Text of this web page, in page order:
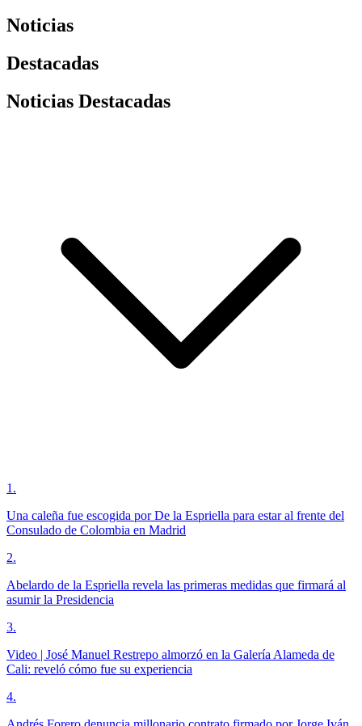
Noticias
Destacadas
Noticias Destacadas
1 .
Una caleña fue escogida por De la Espriella para estar al frente del
Consulado de Colombia en Madrid
2.
Abelardo de la Espriella revela las primeras medidas que firmará al
asumir la Presidencia
3.
Video | José Manuel Restrepo almorzó en la Galería Alameda de
Cali: reveló cómo fue su experiencia
4.